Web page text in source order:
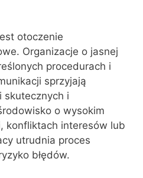
otoczenie
Organizacje o jasnej
procedurach i
sprzyjają
skutecznych i
o wysokim
konfliktach interesów lub
utrudnia proces
błędów.